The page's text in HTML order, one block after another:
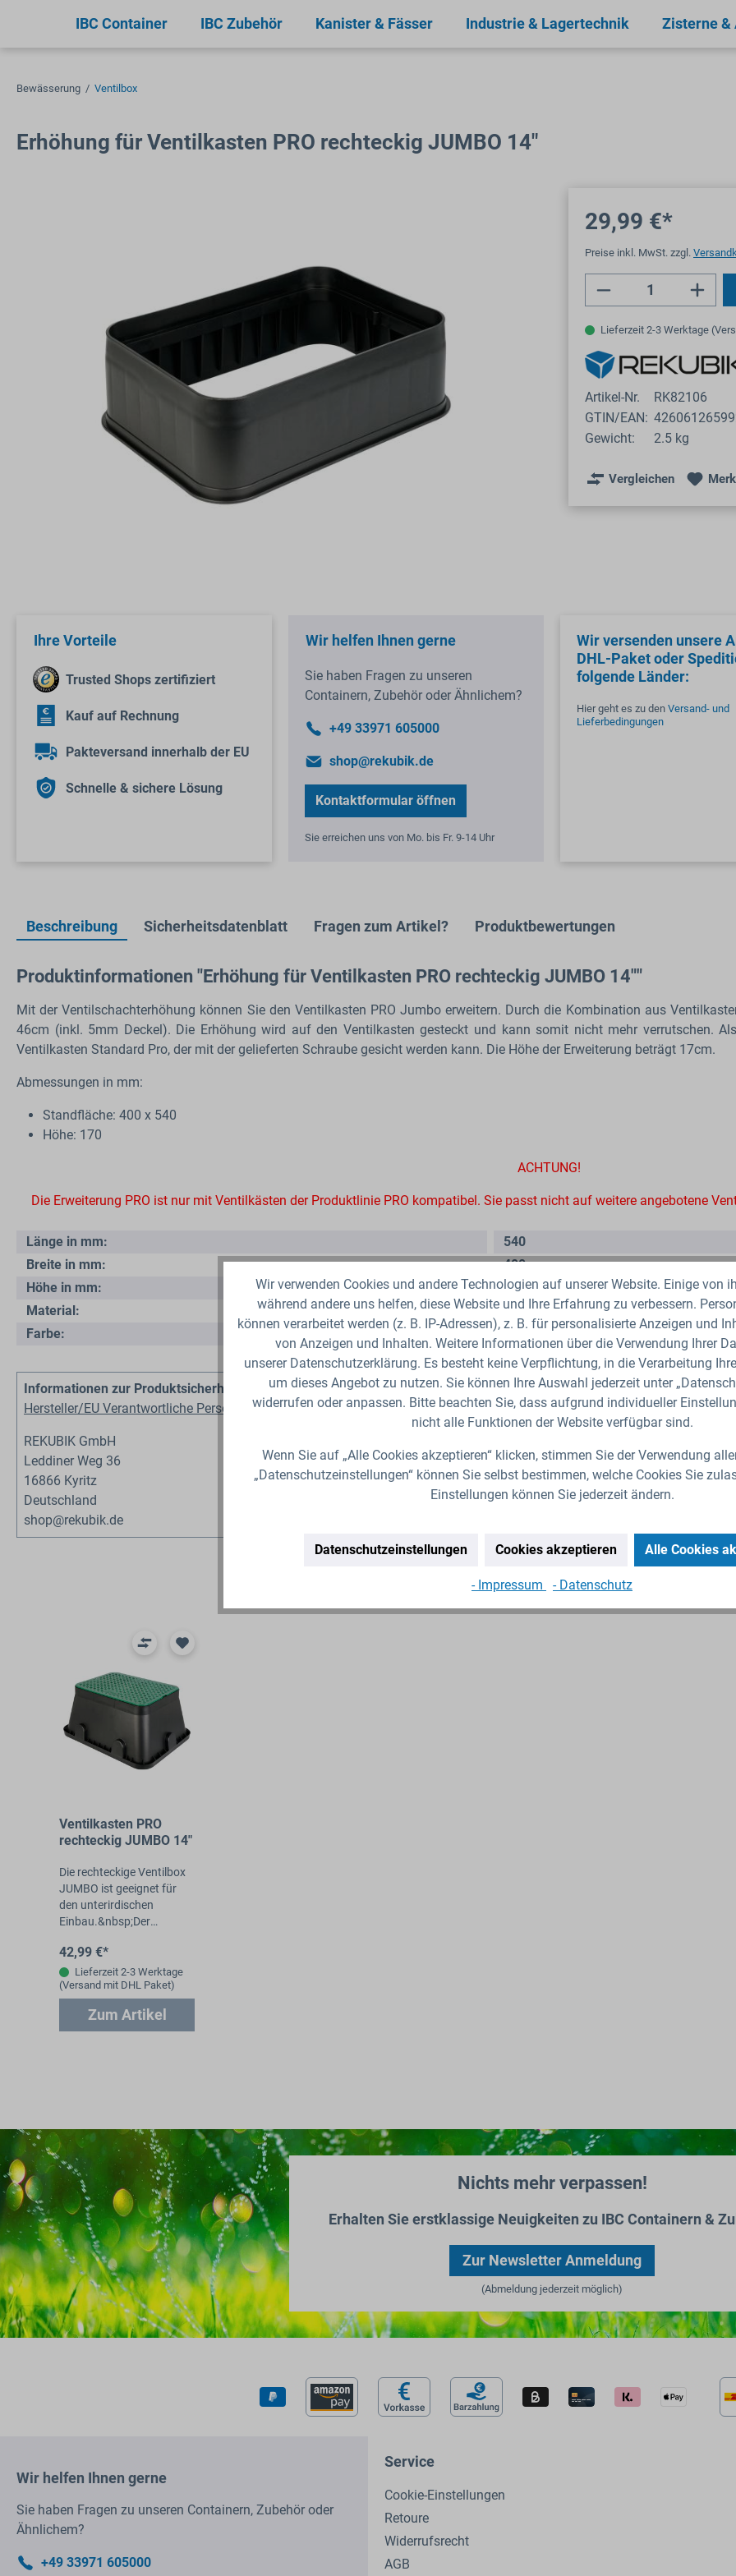
Zur Hauptnavigation springen
IBC Container IBC Zubehör Kanister & Fässer Industrie & Lagertechnik Zisterne &
Bewässerung / Ventilbox
Erhöhung für Ventilkasten PRO rechteckig JUMBO 14"
29,99 €*
Preise inkl. MwSt. zzgl.
Produkt
Lieferzeit 2-3 Werktage
Artikel-Nr.
RK82106
GTIN/EAN:
Gewicht:
2.5 kg
Vergleichen
Ihre Vorteile
Trusted Shops zertifiziert
Kauf auf Rechnung
Pakteversand innerhalb der EU
Schnelle & sichere Lösung
Wir helfen Ihnen gerne
Sie haben Fragen zu unseren
Containern, Zubehör oder Ähnlichem?
+49 33971 605000
shop@rekubik.de
Kontaktformular öffnen
Sie erreichen uns von Mo. bis Fr. 9-14 Uhr
Wir versenden unsere
DHL-Paket oder
folgende Länder:
Hier geht es zu den Versand- und
Lieferbedingungen
Beschreibung Sicherheitsdatenblatt Fragen zum Artikel? Produktbewertungen
Produktinformationen "Erhöhung für Ventilkasten PRO rechteckig JUMBO 14""
Mit der Ventilschachterhöhung können Sie den Ventilkasten PRO Jumbo erweitern. Durch die Kombination aus
46cm (inkl. 5mm Deckel). Die Erhöhung wird auf den Ventilkasten gesteckt und kann somit nicht mehr verrutschen.
Ventilkasten Standard Pro, der mit der gelieferten Schraube gesicht werden kann. Die Höhe der Erweiterung beträgt 17cm.
Abmessungen in mm:
Standfläche: 400 x 540
Höhe: 170
ACHTUNG!
Die Erweiterung PRO ist nur mit Ventilkästen der Produktlinie PRO kompatibel. Sie passt nicht auf weitere angebotene
Länge in mm:
540
Breite in mm:
400
Höhe in mm:
170
Material:
PP (Polypropylen)
Farbe:
Grün , Schwarz
Informationen zur Produktsicherheit
Hersteller/EU Verantwortliche Person
REKUBIK GmbH
Leddiner Weg 36
16866 Kyritz
Deutschland
shop@rekubik.de
Zubehör
Ventilkasten PRO
rechteckig JUMBO 14"
Die rechteckige Ventilbox
JUMBO ist geeignet für
den unterirdischen
Einbau.&nbsp;Der
Deckel&nbsp;kann durch
die beiliegenden
Sechskantschrauben&nbs
42,99 €*
Lieferzeit 2-3 Werktage
(Versand mit DHL Paket)
Zum Artikel
Nichts mehr verpassen!
Erhalten Sie erstklassige Neuigkeiten zu IBC Containern &
Zur Newsletter Anmeldung
(Abmeldung jederzeit möglich)
Wir helfen Ihnen gerne
Sie haben Fragen zu unseren Containern, Zubehör oder
Ähnlichem?
+49 33971 605000
Service
Cookie-Einstellungen
Retoure
Widerrufsrecht
AGB
Wir verwenden Cookies und andere Technologien auf unserer Website. Einige von
während andere uns helfen, diese Website und Ihre Erfahrung zu verbessern.
können verarbeitet werden (z. B. IP-Adressen), z. B. für personalisierte Anzeigen und
von Anzeigen und Inhalten. Weitere Informationen über die Verwendung Ihrer
unserer Datenschutzerklärung. Es besteht keine Verpflichtung, in die Verarbeitung
um dieses Angebot zu nutzen. Sie können Ihre Auswahl jederzeit unter
widerrufen oder anpassen. Bitte beachten Sie, dass aufgrund individueller
nicht alle Funktionen der Website verfügbar sind.
Wenn Sie auf „Alle Cookies akzeptieren“ klicken, stimmen Sie der Verwendung
„Datenschutzeinstellungen“ können Sie selbst bestimmen, welche Cookies Sie
Einstellungen können Sie jederzeit ändern.
Datenschutzeinstellungen Cookies akzeptieren Alle Cookies
- Impressum - Datenschutz